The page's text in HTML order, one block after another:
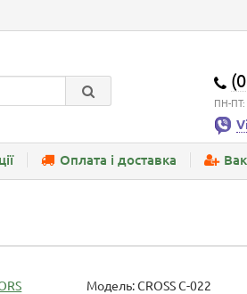
ПН-ПТ:
Оплата і доставка
Модель:CROSS C-022